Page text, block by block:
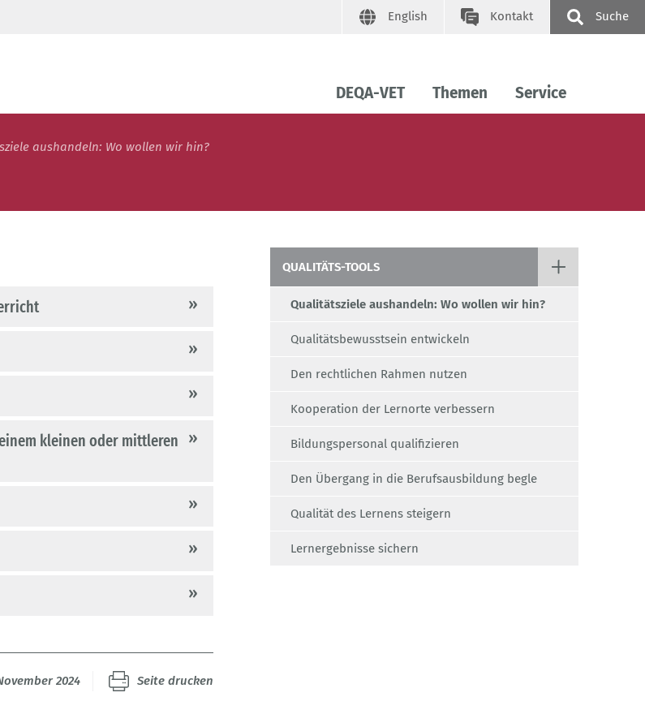
English Kontakt Suche
DEQA-VET Themen Service
aushandeln: Wo wollen wir hin?
kleinen oder mittleren
QUALITÄTS-TOOLS
Qualitätsziele aushandeln: Wo wollen wir hin?
Qualitätsbewusstsein entwickeln
Den rechtlichen Rahmen nutzen
Kooperation der Lernorte verbessern
Bildungspersonal qualifizieren
Den Übergang in die Berufsausbildung begle
Qualität des Lernens steigern
Lernergebnisse sichern
2024 Seite drucken